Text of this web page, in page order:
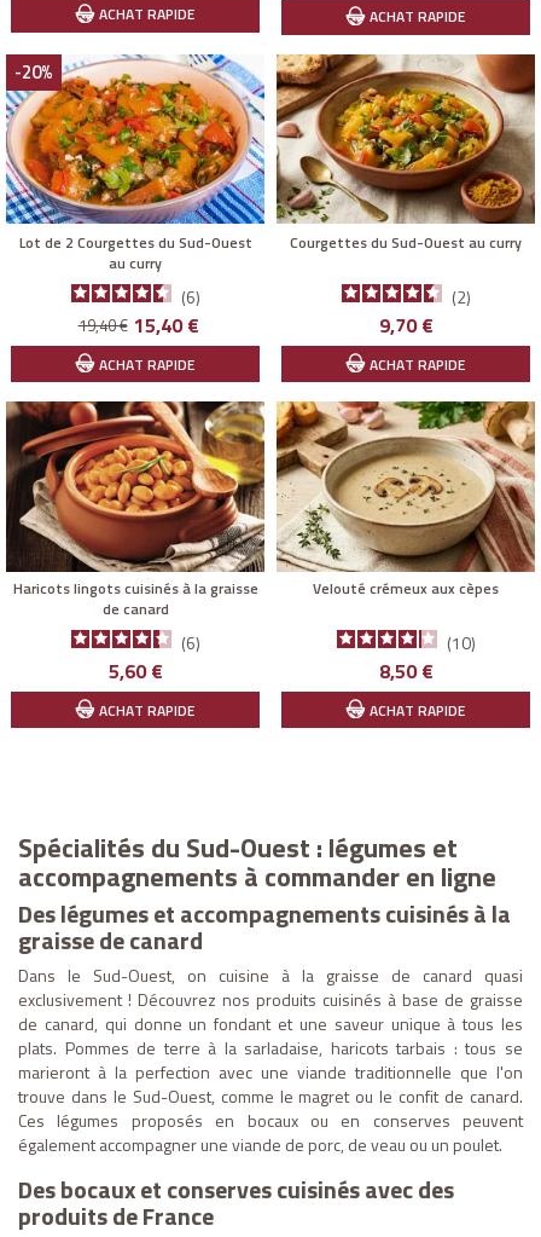
ACHAT RAPIDE ACHAT RAPIDE
-20%
Lot de 2 Courgettes du Sud-Ouest
au curry
6
Prix
de
base
19,40 € Prix
15,40 €
ACHAT RAPIDE
Courgettes du Sud-Ouest au curry
2
Prix
9,70 €
ACHAT RAPIDE
Haricots lingots cuisinés à la graisse
de canard
6
Prix
5,60 €
ACHAT RAPIDE
Velouté crémeux aux cèpes
10
Prix
8,50 €
ACHAT RAPIDE
Spécialités du Sud-Ouest : légumes et
accompagnements à commander en ligne
Des légumes et accompagnements cuisinés à la
graisse de canard
Dans le Sud-Ouest, on cuisine à la graisse de canard quasi
exclusivement ! Découvrez nos produits cuisinés à base de graisse
de canard, qui donne un fondant et une saveur unique à tous les
plats. Pommes de terre à la sarladaise, haricots tarbais : tous se
marieront à la perfection avec une viande traditionnelle que l'on
trouve dans le Sud-Ouest, comme le magret ou le confit de canard.
Ces légumes proposés en bocaux ou en conserves peuvent
également accompagner une viande de porc, de veau ou un poulet.
Des bocaux et conserves cuisinés avec des
produits de France